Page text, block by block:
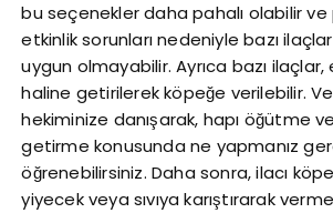
bu seçenekler daha pahalı olabilir
etkinlik sorunları nedeniyle bazı
uygun olmayabilir. Ayrıca bazı
haline getirilerek köpeğe verilebilir.
hekiminize danışarak, hapı öğütme
getirme konusunda ne yapmanız
öğrenebilirsiniz. Daha sonra, ilacı
yiyecek veya sıvıya karıştırarak